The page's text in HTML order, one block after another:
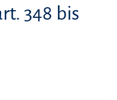
348 bis